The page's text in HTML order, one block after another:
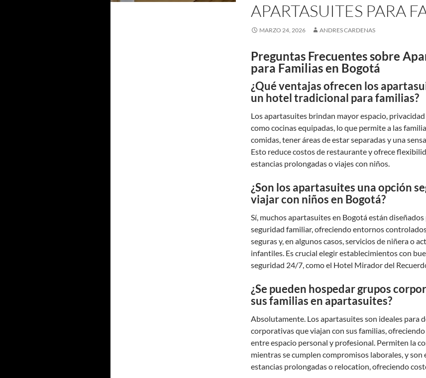
APARTASUITES PARA
MARZO 24, 2026 ANDRES CARDENAS
Preguntas Frecuentes sobre
para Familias en Bogotá
¿Qué ventajas ofrecen los
un hotel tradicional para familias?
Los apartasuites brindan mayor espacio,
como cocinas equipadas, lo que permite a las
comidas, tener áreas de estar separadas y una
Esto reduce costos de restaurante y ofrece
estancias prolongadas o viajes con niños.
¿Son los apartasuites una opción
viajar con niños en Bogotá?
Sí, muchos apartasuites en Bogotá están
seguridad familiar, ofreciendo entornos
seguras y, en algunos casos, servicios de niñera o
infantiles. Es crucial elegir establecimientos con
seguridad 24/7, como el Hotel Mirador del
¿Se pueden hospedar grupos
sus familias en apartasuites?
Absolutamente. Los apartasuites son ideales para
corporativas que viajan con sus familias,
entre espacio personal y profesional. Permiten la
mientras se cumplen compromisos laborales, y son
estancias prolongadas o relocation, ofreciendo